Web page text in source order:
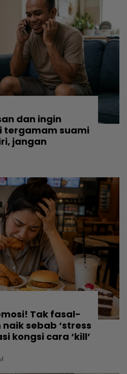
dan ingin
tergamam suami
jangan
Tak fasal-
sebab ‘stress
kongsi cara ‘kill’